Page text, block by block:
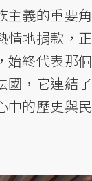
主義的重要角
情地捐款，正
始終代表那個
國，它連結了
中的歷史與民